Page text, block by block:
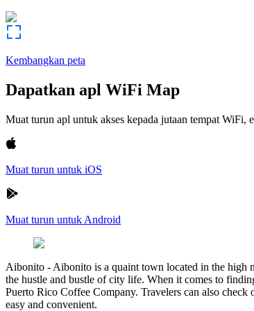
Kembangkan peta
Dapatkan apl WiFi Map
Muat turun apl untuk akses kepada jutaan tempat
Muat turun untuk iOS
Muat turun untuk Android
Aibonito - Aibonito is a quaint town located in the high
the hustle and bustle of city life. When it comes to
Puerto Rico Coffee Company. Travelers can also
easy and convenient.